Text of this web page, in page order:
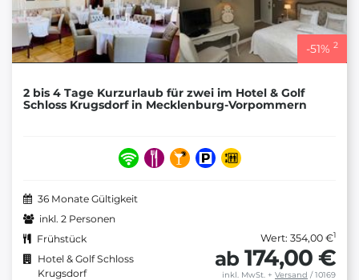
-51% 2
2 bis 4 Tage Kurzurlaub für zwei im Hotel & Golf
Schloss Krugsdorf in Mecklenburg-Vorpommern
36 Monate Gültigkeit
inkl. 2 Personen
Frühstück
Hotel & Golf Schloss
Krugsdorf
Wert: 354,00 €1
ab 174,00 €
inkl. MwSt. + Versand / 10169